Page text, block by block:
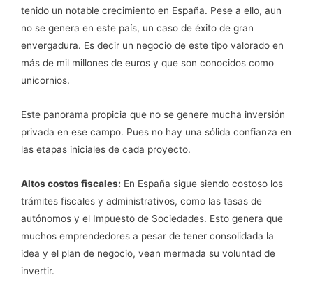
tenido un notable crecimiento en España. Pese a ello, aun
no se genera en este país, un caso de éxito de gran
envergadura. Es decir un negocio de este tipo valorado en
más de mil millones de euros y que son conocidos como
unicornios.
Este panorama propicia que no se genere mucha inversión
privada en ese campo. Pues no hay una sólida confianza en
las etapas iniciales de cada proyecto.
Altos costos fiscales: En España sigue siendo costoso los
trámites fiscales y administrativos, como las tasas de
autónomos y el Impuesto de Sociedades. Esto genera que
muchos emprendedores a pesar de tener consolidada la
idea y el plan de negocio, vean mermada su voluntad de
invertir.